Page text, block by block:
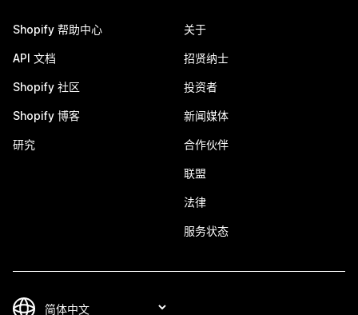
Shopify 帮助中心
API 文档
Shopify 社区
Shopify 博客
研究
关于
招贤纳士
投资者
新闻媒体
合作伙伴
联盟
法律
服务状态